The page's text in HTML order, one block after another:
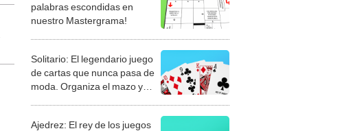
palabras escondidas en
nuestro Mastergrama!
Solitario: El legendario juego
de cartas que nunca pasa de
moda. Organiza el mazo y
Ajedrez: El rey de los juegos